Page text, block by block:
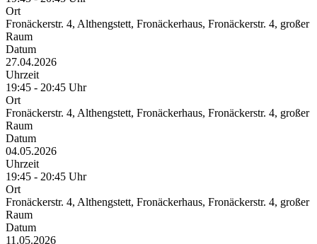
Ort
Fronäckerstr. 4, Althengstett, Fronäckerhaus, Fronäckerstr. 4, großer
Raum
Datum
27.04.2026
Uhrzeit
19:45 - 20:45 Uhr
Ort
Fronäckerstr. 4, Althengstett, Fronäckerhaus, Fronäckerstr. 4, großer
Raum
Datum
04.05.2026
Uhrzeit
19:45 - 20:45 Uhr
Ort
Fronäckerstr. 4, Althengstett, Fronäckerhaus, Fronäckerstr. 4, großer
Raum
Datum
11.05.2026